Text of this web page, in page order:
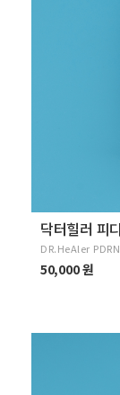
닥터힐러 피
DR.HeAler
50,000 원